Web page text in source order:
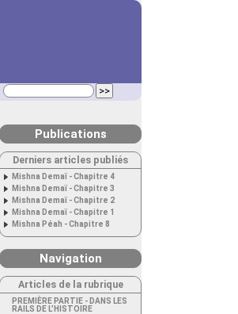
Publications
Derniers articles publiés
Mishna Demaï - Chapitre 4
Mishna Demaï - Chapitre 3
Mishna Demaï - Chapitre 2
Mishna Demaï - Chapitre 1
Mishna Péah - Chapitre 8
Navigation
Articles de la rubrique
PREMIÈRE PARTIE - DANS LES
RAILS DE L’HISTOIRE